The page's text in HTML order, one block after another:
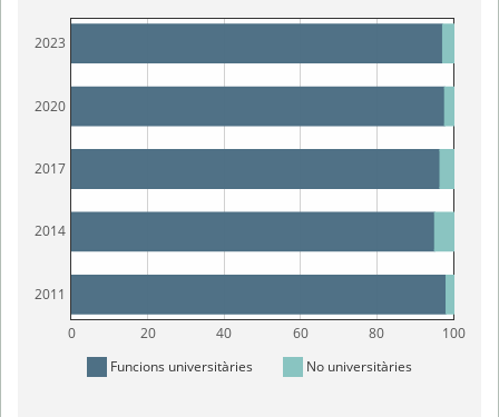
0 20 40 60 80 100
2011
2014
2017
2020
2023
Funcions universitàries No universitàries